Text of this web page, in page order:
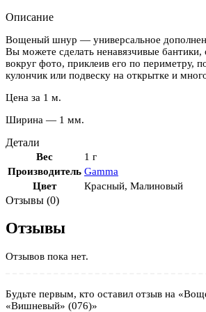
Описание
Вощеный шнур — универсальное
Вы можете сделать ненавязчивые
вокруг фото, приклеив его по периметру,
кулончик или подвеску на открытке и
Цена за 1 м.
Ширина — 1 мм.
Детали
Вес
1 г
Производитель Gamma
Цвет
Красный, Малиновый
Отзывы (0)
Отзывы
Отзывов пока нет.
Будьте первым, кто оставил отзыв на
«Вишневый» (076)»